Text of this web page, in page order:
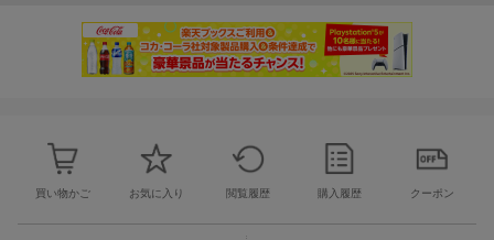
買い物かご お気に入り 閲覧履歴 購入履歴 クーポン